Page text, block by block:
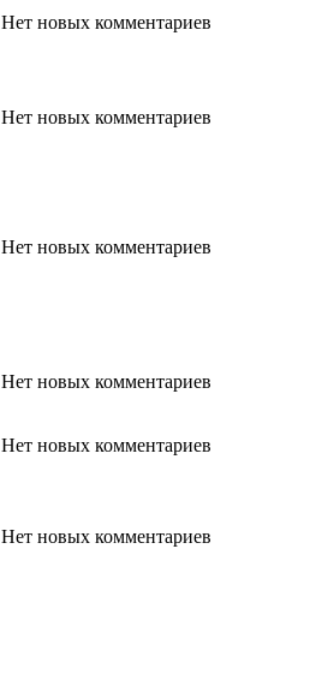
Нет новых комментариев
Нет новых комментариев
Нет новых комментариев
Нет новых комментариев
Нет новых комментариев
Нет новых комментариев